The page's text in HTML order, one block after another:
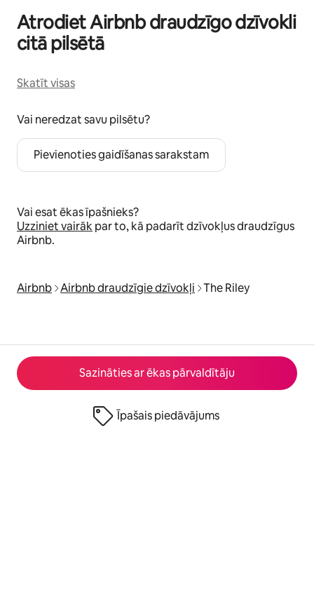
Sazināties ar ēkas pārvaldītāju
Īpašais piedāvājums
Atrodiet Airbnb draudzīgo dzīvokli
citā pilsētā
Skatīt visas
Vai neredzat savu pilsētu?
Pievienoties gaidīšanas sarakstam
Vai esat ēkas īpašnieks?
Uzziniet vairākpar to, kā padarīt dzīvokļus draudzīgus
Airbnb.
Airbnb Airbnb draudzīgie dzīvokļi The Riley